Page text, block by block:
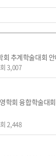
추계학술대회 안
3,007
학회 융합학술대
2,448